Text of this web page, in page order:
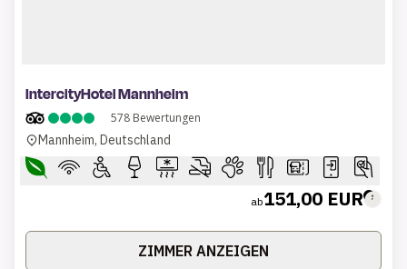
IntercityHotel Mannheim
578 Bewertungen
Mannheim, Deutschland
ab151,00 EUR
ZIMMER ANZEIGEN